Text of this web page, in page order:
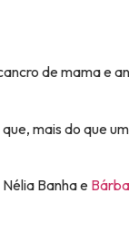
de mama e
mais do que
Nélia Banha e